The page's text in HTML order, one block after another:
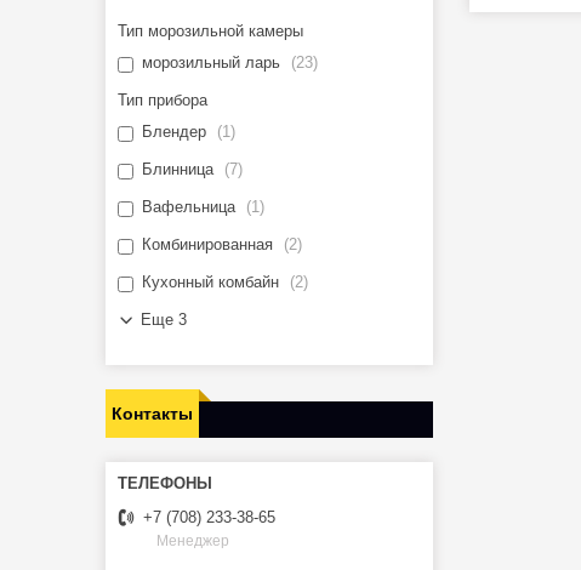
Тип морозильной камеры
морозильный ларь
23
Тип прибора
Блендер
1
Блинница 7
Вафельница 1
Комбинированная 2
Кухонный комбайн 2
Еще 3
Контакты
+7 (708) 233-38-65
Менеджер